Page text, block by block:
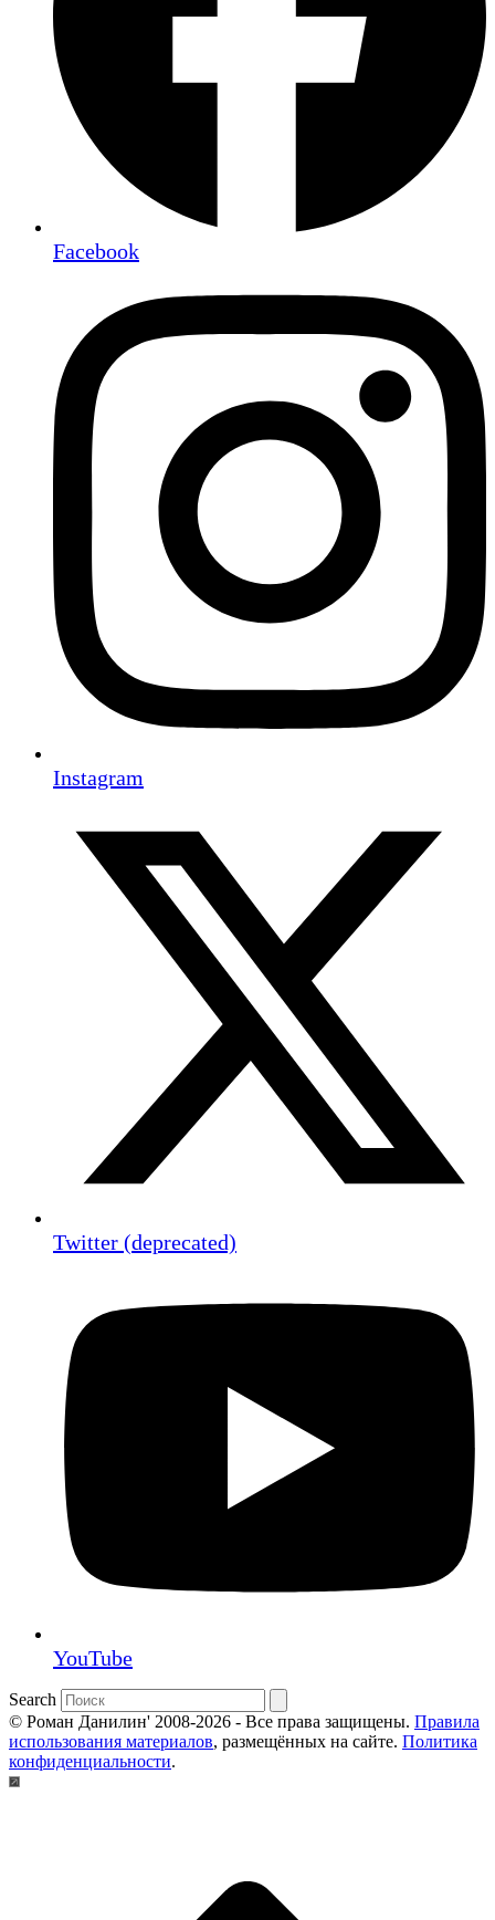
Facebook
Instagram
Twitter (deprecated)
YouTube
Search
© Роман Данилин' 2008-2026 - Все права защищены. Правила
использования материалов, размещённых на сайте. Политика
конфиденциальности.